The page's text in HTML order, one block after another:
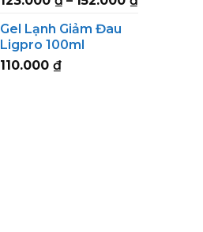
Gel Lạnh Giảm Đau
Ligpro 100ml
110.000 ₫